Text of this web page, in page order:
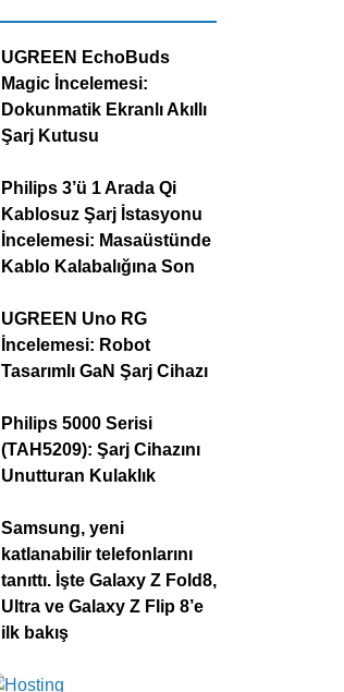
UGREEN EchoBuds
Magic İncelemesi:
Dokunmatik Ekranlı Akıllı
Şarj Kutusu
Philips 3’ü 1 Arada Qi
Kablosuz Şarj İstasyonu
İncelemesi: Masaüstünde
Kablo Kalabalığına Son
UGREEN Uno RG
İncelemesi: Robot
Tasarımlı GaN Şarj Cihazı
Philips 5000 Serisi
(TAH5209): Şarj Cihazını
Unutturan Kulaklık
Samsung, yeni
katlanabilir telefonlarını
tanıttı. İşte Galaxy Z Fold8,
Ultra ve Galaxy Z Flip 8’e
ilk bakış